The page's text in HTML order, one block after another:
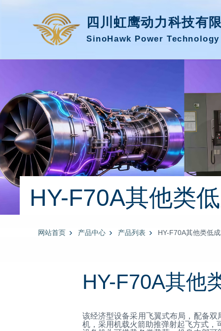
四川虹鹰动力科技有
SinoHawk Power
网站首页 产品中心 产品列表 HY-F70A其他类低
HY-F70A其他类
HY-F70A其他
该经济型设备采用飞翼式布局，配备
机，采用机载火箭助推弹射起飞方式，